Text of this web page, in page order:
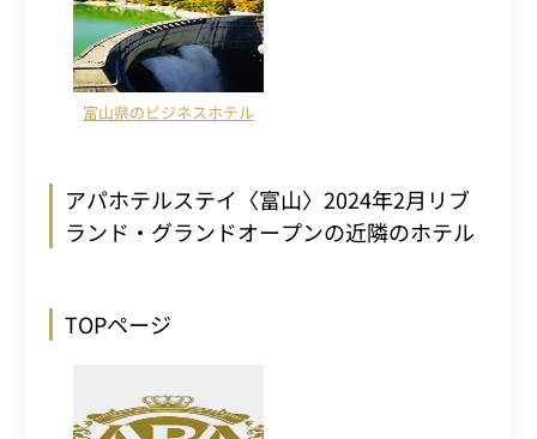
富山県のビジネスホテル
アパホテルステイ〈富山〉2024年2月リブ
ランド・グランドオープンの近隣のホテル
TOPページ